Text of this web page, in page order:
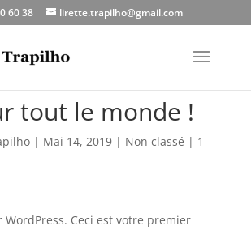
60 38 lirette.trapilho@gmail.com
tout le monde !
| Mai 14, 2019| Non classé | 1
WordPress. Ceci est votre premier